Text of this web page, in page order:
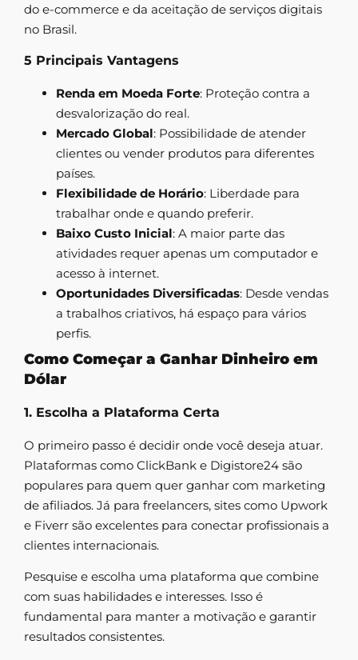
do e-commerce e da aceitação de serviços digitais
no Brasil.
5 Principais Vantagens
Renda em Moeda Forte: Proteção contra a
desvalorização do real.
Mercado Global: Possibilidade de atender
clientes ou vender produtos para diferentes
países.
Flexibilidade de Horário: Liberdade para
trabalhar onde e quando preferir.
Baixo Custo Inicial: A maior parte das
atividades requer apenas um computador e
acesso à internet.
Oportunidades Diversificadas: Desde vendas
a trabalhos criativos, há espaço para vários
perfis.
Como Começar a Ganhar Dinheiro em
Dólar
1. Escolha a Plataforma Certa
O primeiro passo é decidir onde você deseja atuar.
Plataformas como ClickBank e Digistore24 são
populares para quem quer ganhar com marketing
de afiliados. Já para freelancers, sites como Upwork
e Fiverr são excelentes para conectar profissionais a
clientes internacionais.
Pesquise e escolha uma plataforma que combine
com suas habilidades e interesses. Isso é
fundamental para manter a motivação e garantir
resultados consistentes.